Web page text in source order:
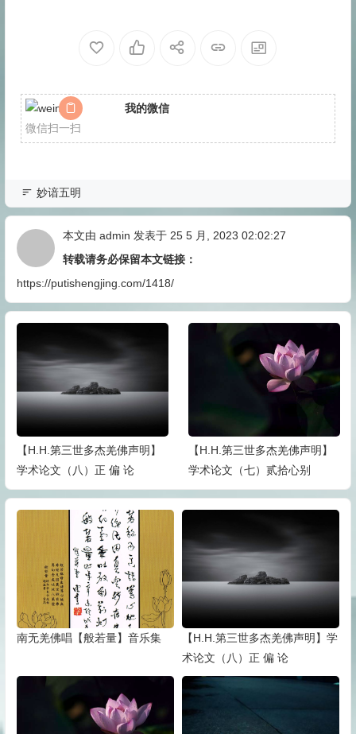
我的微信
微信扫一扫
妙谙五明
本文由 admin 发表于 25 5 月, 2023 02:02:27
转载请务必保留本文链接：
https://putishengjing.com/1418/
【H.H.第三世多杰羌佛声明】
学术论文（八）正 偏 论
【H.H.第三世多杰羌佛声明】
学术论文（七）贰拾心别
南无羌佛唱【般若量】音乐集
【H.H.第三世多杰羌佛声明】学
术论文（八）正 偏 论